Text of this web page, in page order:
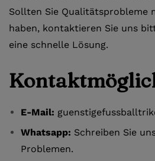
Sollten Sie Qualitätsprobleme
haben, kontaktieren Sie uns
eine schnelle Lösung.
E-Mail:
Whatsapp: Schreiben Sie
Problemen.